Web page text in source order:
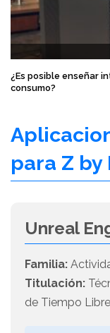
¿Es posible enseñar
consumo?
para Z by
Unreal
Familia:
Titulación:
de Tiempo Libre